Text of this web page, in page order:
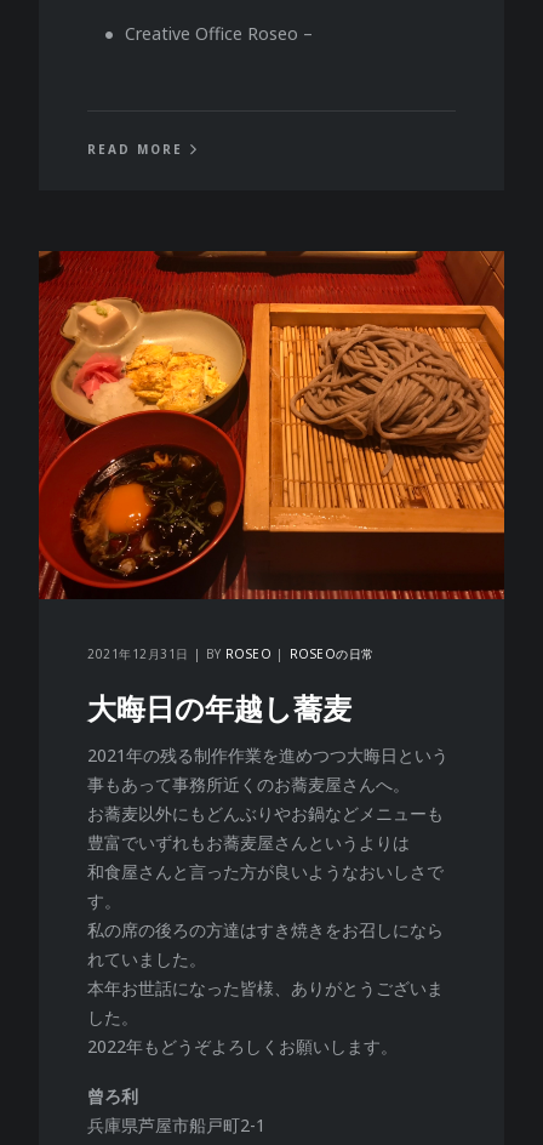
Creative Office Roseo –
READ MORE
2021年12月31日 BY ROSEO ROSEOの日常
大晦日の年越し蕎麦
2021年の残る制作作業を進めつつ大晦日という
事もあって事務所近くのお蕎麦屋さんへ。
お蕎麦以外にもどんぶりやお鍋などメニューも
豊富でいずれもお蕎麦屋さんというよりは
和食屋さんと言った方が良いようなおいしさで
す。
私の席の後ろの方達はすき焼きをお召しになら
れていました。
本年お世話になった皆様、ありがとうございま
した。
2022年もどうぞよろしくお願いします。
曾ろ利
兵庫県芦屋市船戸町2-1